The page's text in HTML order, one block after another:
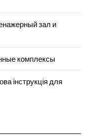
зал и
комплексы
інструкція для